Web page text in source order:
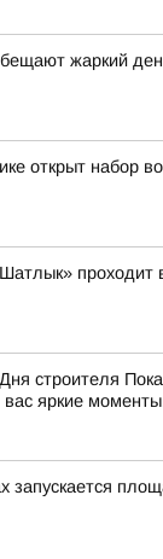
жаркий
открыт набор
проходит
строителя
яркие
запускается